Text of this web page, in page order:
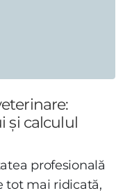
și calculul
profesională
tot mai ridicată,